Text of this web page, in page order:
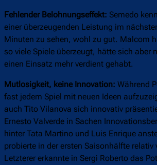
Fehlender Belohnungseffekt: Semedo
einer überzeugenden Leistung im
Minuten zu sehen, wohl zu gut. Malcom
so viele Spiele überzeugt, hätte sich aber
einen Einsatz mehr verdient gehabt.
Mutlosigkeit, keine Innovation: Während
fast jedem Spiel mit neuen Ideen
auch Tito Vilanova sich innovativ
Ernesto Valverde in Sachen
hinter Tata Martino und Luis Enrique
probierte in der ersten Saisonhälfte relativ
Letzterer erkannte in Sergi Roberto das